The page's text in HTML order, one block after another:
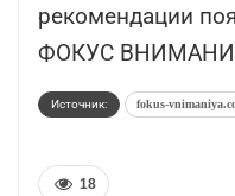
рекомендации
ФОКУС
Источник: fokus-
18